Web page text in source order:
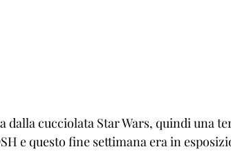
dalla cucciolata Star Wars, quindi una
e questo fine settimana era in